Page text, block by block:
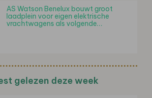
AS Watson Benelux bouwt groot
laadplein voor eigen elektrische
vrachtwagens als volgende…
gelezen deze week